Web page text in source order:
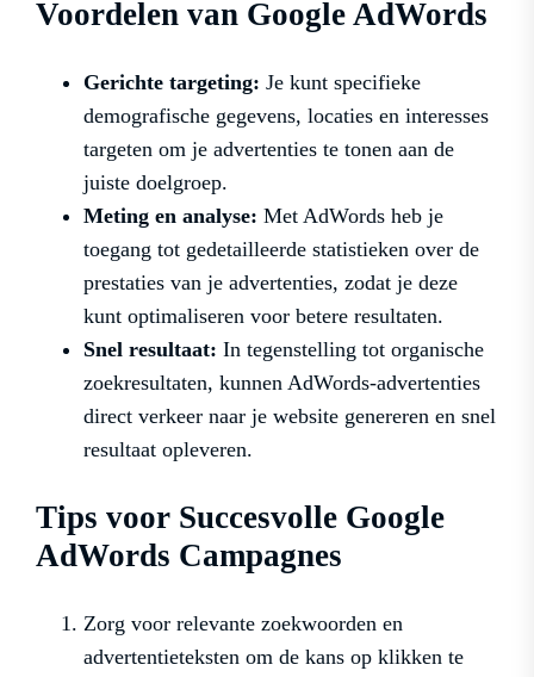
Voordelen van Google AdWords
Gerichte targeting: Je kunt specifieke
demografische gegevens, locaties en interesses
targeten om je advertenties te tonen aan de
juiste doelgroep.
Meting en analyse: Met AdWords heb je
toegang tot gedetailleerde statistieken over de
prestaties van je advertenties, zodat je deze
kunt optimaliseren voor betere resultaten.
Snel resultaat: In tegenstelling tot organische
zoekresultaten, kunnen AdWords-advertenties
direct verkeer naar je website genereren en snel
resultaat opleveren.
Tips voor Succesvolle Google
AdWords Campagnes
Zorg voor relevante zoekwoorden en
advertentieteksten om de kans op klikken te